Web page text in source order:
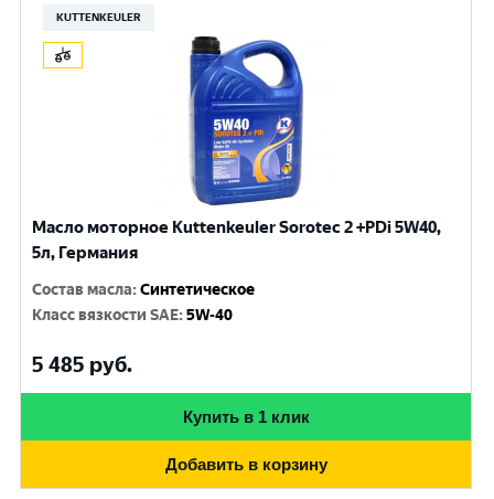
KUTTENKEULER
Масло моторное Kuttenkeuler Sorotec 2 +PDi 5W40,
5л, Германия
Состав масла:Синтетическое
Класс вязкости SAE:5W-40
5 485 руб.
Купить в 1 клик
Добавить в корзину